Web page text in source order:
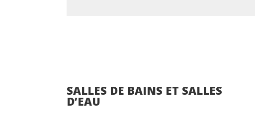
SALLES DE BAINS ET SALLES
D’EAU